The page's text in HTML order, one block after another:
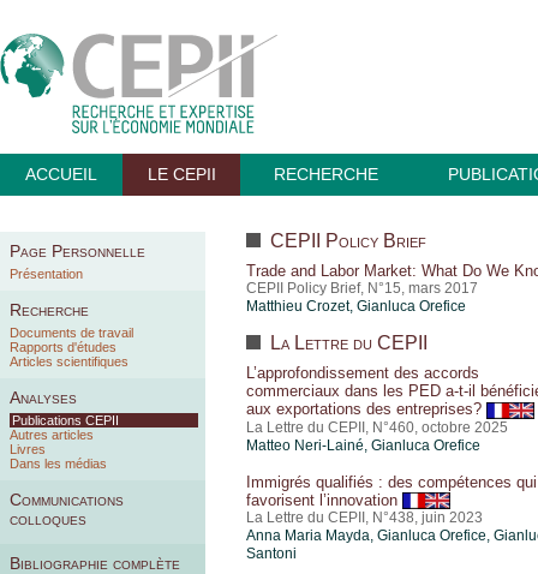
ACCUEIL LE CEPII RECHERCHE
Page Personnelle
Présentation
Recherche
Documents de travail
Rapports d'études
Articles scientifiques
Analyses
Publications CEPII
Autres articles
Livres
Dans les médias
Communications
colloques
Bibliographie complète
CEPII Policy Brief
Trade and Labor Market: What Do We
CEPII Policy Brief, N°15, mars 2017
Matthieu Crozet, Gianluca Orefice
La Lettre du CEPII
L’approfondissement des accords
commerciaux dans les PED a-t-il
aux exportations des entreprises?
La Lettre du CEPII, N°460, octobre 2025
Matteo Neri-Lainé Gianluca Orefice
Immigrés qualifiés : des compétences qui
favorisent l’innovation
La Lettre du CEPII, N°438, juin 2023
Anna Maria Mayda, Gianluca Orefice,
Santoni